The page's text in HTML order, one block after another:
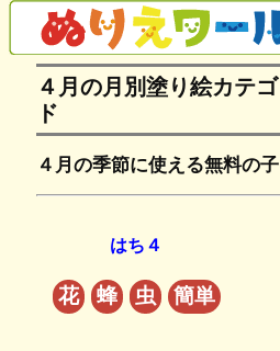
４月の月別塗り絵カテ
ド
４月の季節に使える無料の
はち４
花 蜂 虫 簡単